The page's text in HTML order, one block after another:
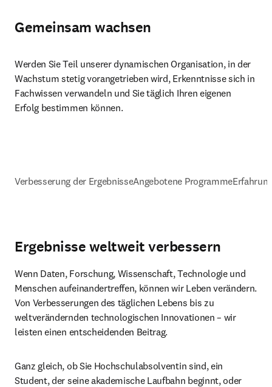
Gemeinsam wachsen
Werden Sie Teil unserer dynamischen Organisation, in der
Wachstum stetig vorangetrieben wird, Erkenntnisse sich in
Fachwissen verwandeln und Sie täglich Ihren eigenen
Erfolg bestimmen können.
Verbesserung der ErgebnisseAngebotene Programme
Ergebnisse weltweit verbessern
Wenn Daten, Forschung, Wissenschaft, Technologie und
Menschen aufeinandertreffen, können wir Leben verändern.
Von Verbesserungen des täglichen Lebens bis zu
weltverändernden technologischen Innovationen – wir
leisten einen entscheidenden Beitrag.
Ganz gleich, ob Sie Hochschulabsolventin sind, ein
Student, der seine akademische Laufbahn beginnt, oder